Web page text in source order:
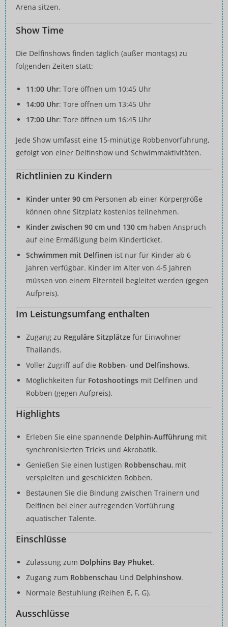
Arena sitzen.
Show Time
Die Delfinshows finden täglich (außer montags) zu
folgenden Zeiten statt:
11:00 Uhr: Tore öffnen um 10:45 Uhr
14:00 Uhr: Tore öffnen um 13:45 Uhr
17:00 Uhr: Tore öffnen um 16:45 Uhr
Jede Show umfasst eine 15-minütige Robbenvorführung,
gefolgt von einer Delfinshow und Schwimmaktivitäten.
Richtlinien zu Kindern
Kinder unter 90 cm Personen ab einer Körpergröße
können ohne Sitzplatz kostenlos teilnehmen.
Kinder zwischen 90 cm und 130 cm haben Anspruch
auf eine Ermäßigung beim Kinderticket.
Schwimmen mit Delfinen ist nur für Kinder ab 6
Jahren verfügbar. Kinder im Alter von 4-5 Jahren
müssen von einem Elternteil begleitet werden (gegen
Aufpreis).
Im Leistungsumfang enthalten
Zugang zu Reguläre Sitzplätze für Einwohner
Thailands.
Voller Zugriff auf die Robben- und Delfinshows.
Möglichkeiten für Fotoshootings mit Delfinen und
Robben (gegen Aufpreis).
Highlights
Erleben Sie eine spannende Delphin-Aufführung mit
synchronisierten Tricks und Akrobatik.
Genießen Sie einen lustigen Robbenschau, mit
verspielten und geschickten Robben.
Bestaunen Sie die Bindung zwischen Trainern und
Delfinen bei einer aufregenden Vorführung
aquatischer Talente.
Einschlüsse
Zulassung zum Dolphins Bay Phuket.
Zugang zum Robbenschau Und Delphinshow.
Normale Bestuhlung (Reihen E, F, G).
Ausschlüsse